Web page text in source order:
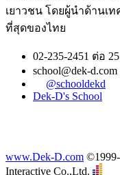
เยาวชน โดยผู้นำด้านเ
ที่สุดของไทย
02-235-2451 ต่อ
school@dek-d.com
@schooldekd
Dek-D's School
www.Dek-D.com
Interactive Co.,Ltd.